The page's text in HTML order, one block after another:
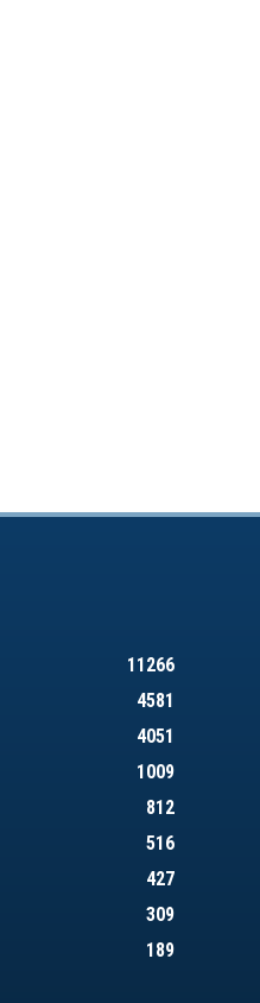
11266
4581
4051
1009
812
516
427
309
189